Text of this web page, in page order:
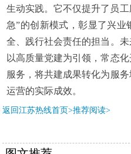
生动实践。它不仅提升了员
急”的创新模式，彰显了兴
全、践行社会责任的担当。
以高质量党建为引领，常态
服务，将共建成果转化为服
运营的实际成效。
返回江苏热线首页>推荐阅读>